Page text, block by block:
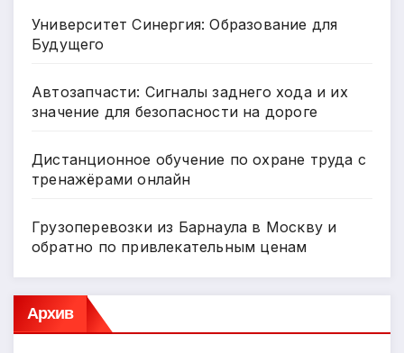
Университет Синергия: Образование для
Будущего
Автозапчасти: Сигналы заднего хода и их
значение для безопасности на дороге
Дистанционное обучение по охране труда с
тренажёрами онлайн
Грузоперевозки из Барнаула в Москву и
обратно по привлекательным ценам
Архив